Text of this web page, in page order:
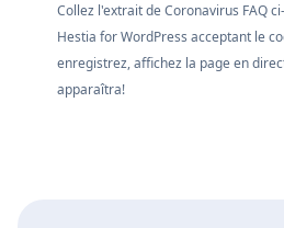
Collez l'extrait de Coronavirus FAQ
Hestia for WordPress acceptant le
enregistrez, affichez la page en
apparaîtra!